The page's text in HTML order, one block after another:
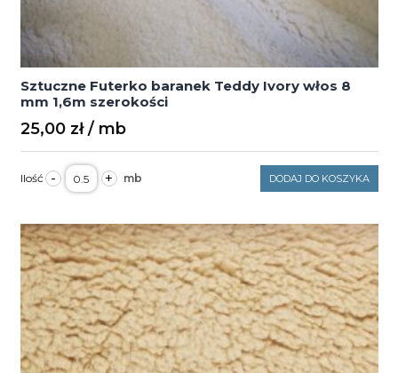
Sztuczne Futerko baranek Teddy Ivory włos 8
mm 1,6m szerokości
25,00 zł
- ilość
Sztuczne
Futerko
Teddy
Ivory
włos
8
mm
1,6m
szerokości
+ DODAJ DO KOSZYKA